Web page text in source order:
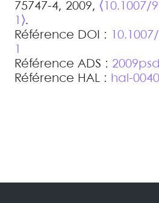
75747-4, 2009, ⟨10.1007/
1⟩.
Référence DOI :
Référence ADS :
Référence HAL : hal-